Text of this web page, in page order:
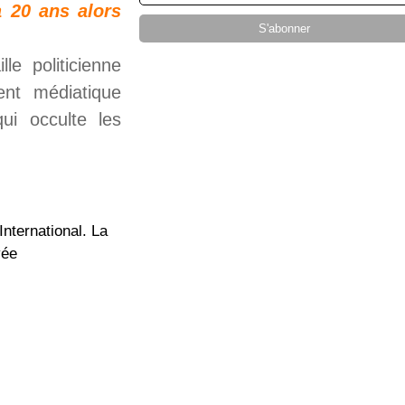
20 ans alors
politicienne
médiatique
occulte les
La